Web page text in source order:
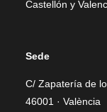
Castellón y
Sede
C/ Zapatería de
46001 · València